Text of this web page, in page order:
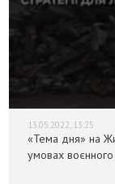
13.05.2022, 13:25
«Тема дня» на
умовах воєнного